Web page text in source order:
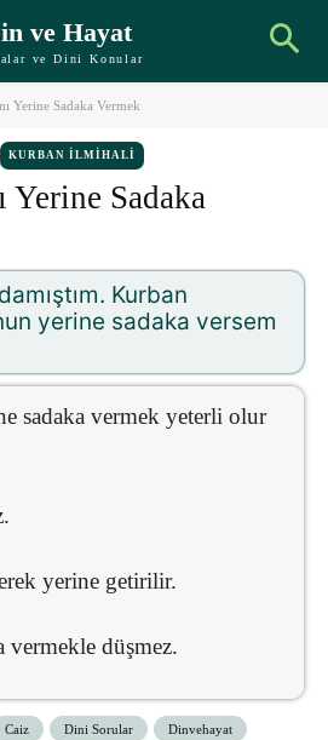
ve Hayat
ve Dini Konular
Yerine Sadaka Vermek
KURBAN İLMIHALI
Yerine Sadaka
Kurban
yerine sadaka versem
sadaka vermek yeterli olur
yerine getirilir.
vermekle düşmez.
Caiz Dini Sorular Dinvehayat